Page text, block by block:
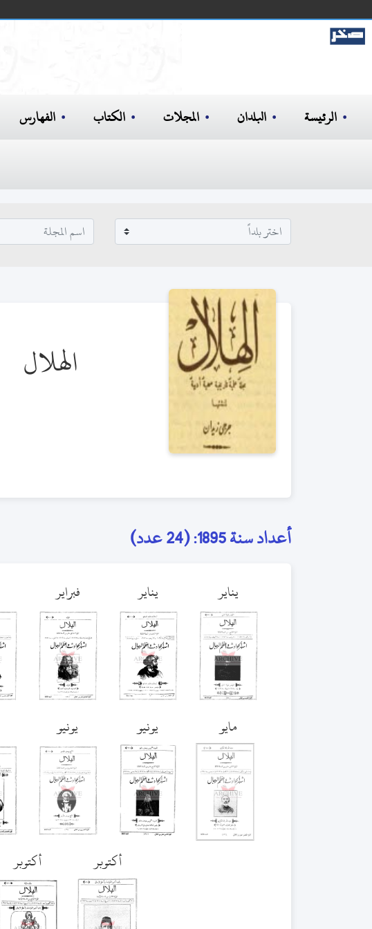
الرئيسة البلدان المجلات الكتاب الفهارس
الهلال
أعداد سنة 1895: (24 عدد)
يناير يناير فبراير
مايو يونيو يونيو
أكتوبر أكتوبر